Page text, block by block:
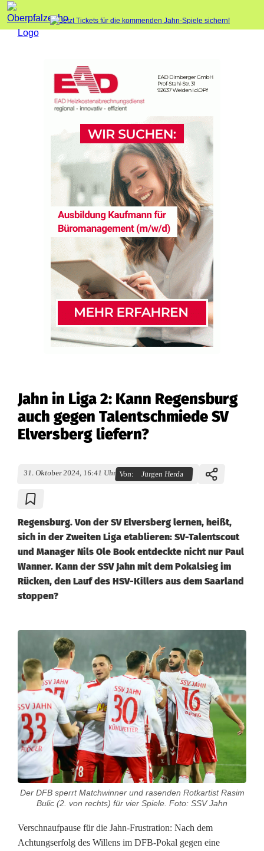
Jahn in Liga 2: Kann Regensburg
auch gegen Talentschmiede SV
Elversberg liefern?
31. Oktober 2024, 16:41 Uhr Von: Jürgen Herda
Regensburg. Von der SV Elversberg lernen, heißt,
sich in der Zweiten Liga etablieren: SV-Talentscout
und Manager Nils Ole Book entdeckte nicht nur Paul
Wanner. Kann der SSV Jahn mit dem Pokalsieg im
Rücken, den Lauf des HSV-Killers aus dem Saarland
stoppen?
a
h
n
i
n
L
i
a
Der DFB sperrt Matchwinner und rasenden Rotkartist Rasim
Bulic (2. von rechts) für vier Spiele. Foto: SSV Jahn
Verschnaufpause für die Jahn-Frustration: Nach dem
Achtungserfolg des Willens im DFB-Pokal gegen eine